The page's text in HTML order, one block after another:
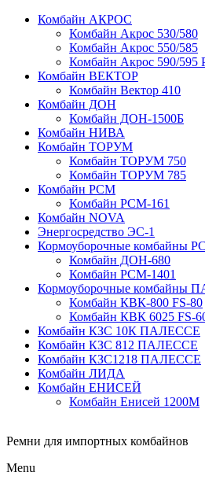
Комбайн АКРОС
Комбайн Акрос 530/580
Комбайн Акрос 550/585
Комбайн Акрос 590/595
Комбайн ВЕКТОР
Комбайн Вектор 410
Комбайн ДОН
Комбайн ДОН-1500Б
Комбайн НИВА
Комбайн ТОРУМ
Комбайн ТОРУМ 750
Комбайн ТОРУМ 785
Комбайн РСМ
Комбайн РСМ-161
Комбайн NOVA
Энергосредство ЭС-1
Кормоуборочные комбайны
Комбайн ДОН-680
Комбайн РСМ-1401
Кормоуборочные комбайны
Комбайн КВК-800 FS-80
Комбайн КВК 6025 FS-
Комбайн КЗС 10К ПАЛЕССЕ
Комбайн КЗС 812 ПАЛЕССЕ
Комбайн КЗС1218 ПАЛЕССЕ
Комбайн ЛИДА
Комбайн ЕНИСЕЙ
Комбайн Енисей 1200М
Ремни для импортных комбайнов
Menu